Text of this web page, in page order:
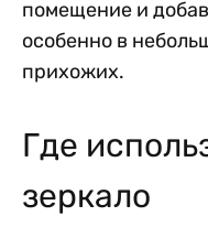
помещение и
особенно в
прихожих.
Где
зеркало